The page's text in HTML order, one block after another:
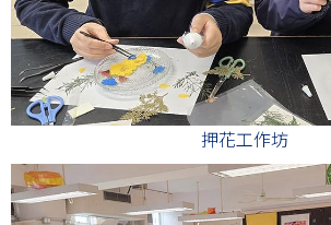
押花工作坊